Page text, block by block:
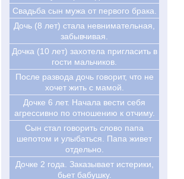
Свадьба сын мужа от первого брака.
Дочь (8 лет) стала невнимательная,
забывчивая.
Дочка (10 лет) захотела пригласить в
гости мальчиков.
После развода дочь говорит, что не
хочет жить с мамой.
Дочке 6 лет. Начала вести себя
агрессивно по отношению к отчиму.
Сын стал говорить слово папа
шепотом и улыбаться. Папа живет
отдельно.
Дочке 2 года. Заказывает истерики,
бьет бабушку.